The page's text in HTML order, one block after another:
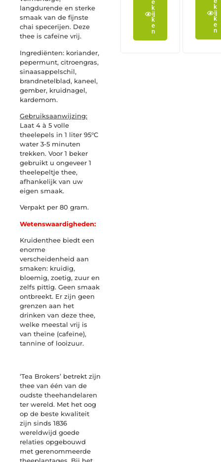
langdurende en sterke
smaak van de fijnste
chai specerijen. Deze
thee is cafeïne vrij.
Ingrediënten: koriander,
pepermunt, citroengras,
sinaasappelschil,
brandnetelblad, kaneel,
gember, kruidnagel,
kardemom.
Gebruiksaanwijzing:
Laat 4 à 5 volle
theelepels in 1 liter 95°C
water 3-5 minuten
trekken. Voor 1 beker
gebruikt u ongeveer 1
theelepeltje thee,
afhankelijk van uw
eigen smaak.
Verpakt per 80 gram.
Wetenswaardigheden:
Kruidenthee biedt een
enorme
verscheidenheid aan
smaken: kruidig,
bloemig, zoetig, zuur en
zelfs pittig. Geen smaak
ontbreekt. Er zijn geen
grenzen aan het
drinken van deze thee,
welke meestal vrij is
van theïne (cafeïne),
tannine of looizuur.
‘Tea Brokers’ betrekt zijn
thee van één van de
oudste theehandelaren
ter wereld. Met het oog
op de beste kwaliteit
zijn sinds 1836
wereldwijd goede
relaties opgebouwd
met gerenommeerde
e
k
ij
k
e
n
k
ij
k
e
n